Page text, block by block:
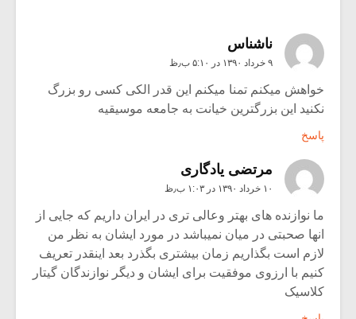
ناشناس
۹ خرداد ۱۳۹۰ در ۵:۱۰ ب٫ظ
خواهش میکنم تمنا میکنم این قدر الکی کسی رو بزرگ
نکنید این بزرگترین خیانت به جامعه موسیقیه
پاسخ
مرتضی یادگاری
۱۰ خرداد ۱۳۹۰ در ۱:۰۳ ب٫ظ
ما نوازنده های بهتر وعالی تری در ایران داریم که جایی از
انها صحبتی در میان نمیباشد در مورد ایشان به نظر من
لازم است بگذاریم زمان بیشتری بگذرد بعد اینقدر تعریف
کنیم با ارزوی موفقیت برای ایشان و دیگر نوازندگان گیتار
کلاسیک